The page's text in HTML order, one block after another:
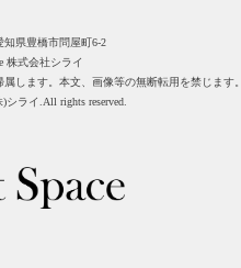
県豊橋市問屋町6-2
株式会社シライ
します。 本文、画像等の無断転用を禁じます。
シライ.All rights reserved.